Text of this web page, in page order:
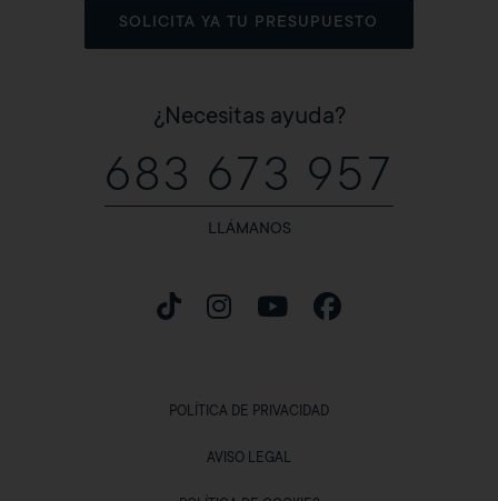
SOLICITA YA TU PRESUPUESTO
¿Necesitas ayuda?
683 673 957
LLÁMANOS
POLÍTICA DE PRIVACIDAD
AVISO LEGAL